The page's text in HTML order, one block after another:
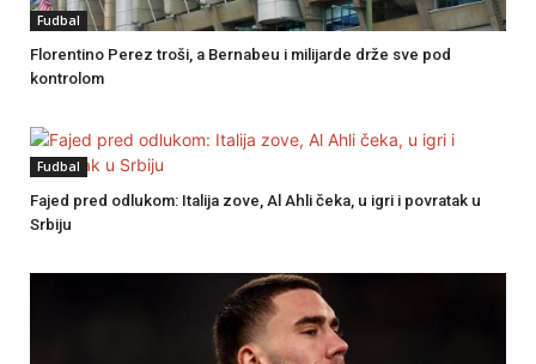
Fudbal
Florentino Perez troši, a Bernabeu i milijarde drže sve pod
kontrolom
Fudbal
Fajed pred odlukom: Italija zove, Al Ahli čeka, u igri i povratak u
Srbiju